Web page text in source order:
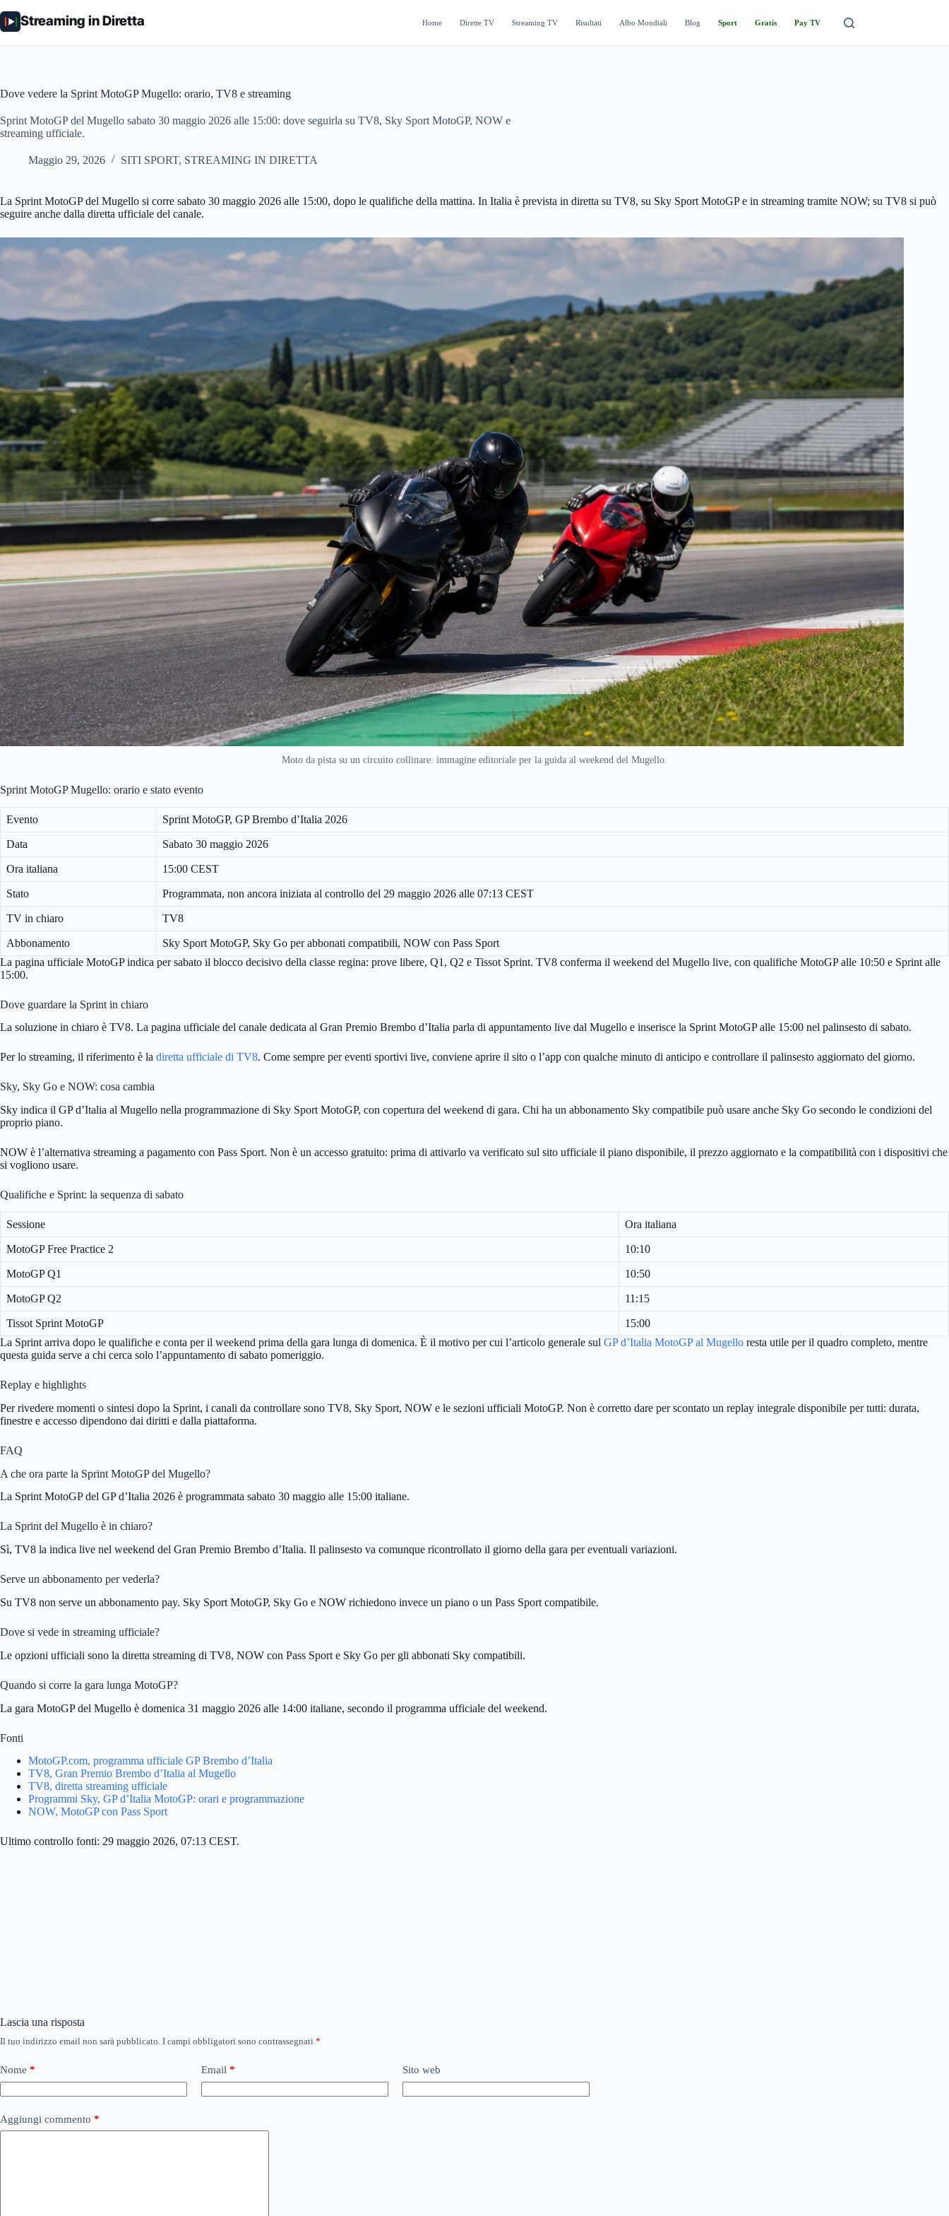
al
contenuto
Streaming in Diretta Home Dirette TV Streaming TV Risultati Albo Mondiali Blog Sport Gratis Pay TV
Dove vedere la Sprint MotoGP Mugello: orario, TV8 e streaming
Sprint MotoGP del Mugello sabato 30 maggio 2026 alle 15:00: dove seguirla su TV8, Sky Sport MotoGP, NOW e
streaming ufficiale.
Maggio 29, 2026 SITI SPORT, STREAMING IN DIRETTA
La Sprint MotoGP del Mugello si corre sabato 30 maggio 2026 alle 15:00, dopo le qualifiche della mattina. In Italia è prevista in diretta su TV8, su Sky Sport MotoGP e in streaming tramite NOW; su TV8 si può
seguire anche dalla diretta ufficiale del canale.
Moto da pista su un circuito collinare: immagine editoriale per la guida al weekend del Mugello.
Sprint MotoGP Mugello: orario e stato evento
Evento Sprint MotoGP, GP Brembo d’Italia 2026
Data Sabato 30 maggio 2026
Ora italiana 15:00 CEST
Stato Programmata, non ancora iniziata al controllo del 29 maggio 2026 alle 07:13 CEST
TV in chiaro TV8
Abbonamento
Sky Sport MotoGP, Sky Go per abbonati compatibili, NOW con Pass Sport
La pagina ufficiale MotoGP indica per sabato il blocco decisivo della classe regina: prove libere, Q1, Q2 e Tissot Sprint. TV8 conferma il weekend del Mugello live, con qualifiche MotoGP alle 10:50 e Sprint alle
15:00.
Dove guardare la Sprint in chiaro
La soluzione in chiaro è TV8. La pagina ufficiale del canale dedicata al Gran Premio Brembo d’Italia parla di appuntamento live dal Mugello e inserisce la Sprint MotoGP alle 15:00 nel palinsesto di sabato.
Per lo streaming, il riferimento è la diretta ufficiale di TV8. Come sempre per eventi sportivi live, conviene aprire il sito o l’app con qualche minuto di anticipo e controllare il palinsesto aggiornato del giorno.
Sky, Sky Go e NOW: cosa cambia
Sky indica il GP d’Italia al Mugello nella programmazione di Sky Sport MotoGP, con copertura del weekend di gara. Chi ha un abbonamento Sky compatibile può usare anche Sky Go secondo le condizioni del
proprio piano.
NOW è l’alternativa streaming a pagamento con Pass Sport. Non è un accesso gratuito: prima di attivarlo va verificato sul sito ufficiale il piano disponibile, il prezzo aggiornato e la compatibilità con i dispositivi che
si vogliono usare.
Qualifiche e Sprint: la sequenza di sabato
Sessione Ora italiana
MotoGP Free Practice 2 10:10
MotoGP Q1 10:50
MotoGP Q2 11:15
Tissot Sprint MotoGP
15:00
La Sprint arriva dopo le qualifiche e conta per il weekend prima della gara lunga di domenica. È il motivo per cui l’articolo generale sul GP d’Italia MotoGP al Mugello resta utile per il quadro completo, mentre
questa guida serve a chi cerca solo l’appuntamento di sabato pomeriggio.
Replay e highlights
Per rivedere momenti o sintesi dopo la Sprint, i canali da controllare sono TV8, Sky Sport, NOW e le sezioni ufficiali MotoGP. Non è corretto dare per scontato un replay integrale disponibile per tutti: durata,
finestre e accesso dipendono dai diritti e dalla piattaforma.
FAQ
A che ora parte la Sprint MotoGP del Mugello?
La Sprint MotoGP del GP d’Italia 2026 è programmata sabato 30 maggio alle 15:00 italiane.
La Sprint del Mugello è in chiaro?
Sì, TV8 la indica live nel weekend del Gran Premio Brembo d’Italia. Il palinsesto va comunque ricontrollato il giorno della gara per eventuali variazioni.
Serve un abbonamento per vederla?
Su TV8 non serve un abbonamento pay. Sky Sport MotoGP, Sky Go e NOW richiedono invece un piano o un Pass Sport compatibile.
Dove si vede in streaming ufficiale?
Le opzioni ufficiali sono la diretta streaming di TV8, NOW con Pass Sport e Sky Go per gli abbonati Sky compatibili.
Quando si corre la gara lunga MotoGP?
La gara MotoGP del Mugello è domenica 31 maggio 2026 alle 14:00 italiane, secondo il programma ufficiale del weekend.
Fonti
MotoGP.com, programma ufficiale GP Brembo d’Italia
TV8, Gran Premio Brembo d’Italia al Mugello
TV8, diretta streaming ufficiale
Programmi Sky, GP d’Italia MotoGP: orari e programmazione
NOW, MotoGP con Pass Sport
Ultimo controllo fonti: 29 maggio 2026, 07:13 CEST.
Lascia una risposta
Il tuo indirizzo email non sarà pubblicato. I campi obbligatori sono contrassegnati *
Nome * Email * Sito web
Aggiungi commento *